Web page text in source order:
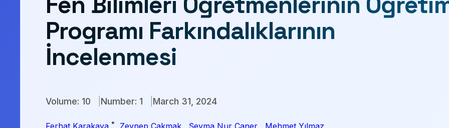
Programı Farkındalıklarının
İncelenmesi
Volume: 10 Number: 1 March 31, 2024
*